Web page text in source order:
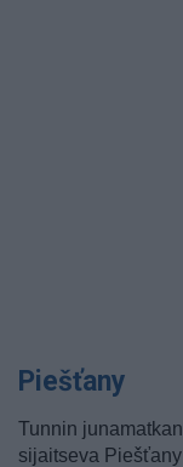
Piešťany
Tunnin
sijaitseva